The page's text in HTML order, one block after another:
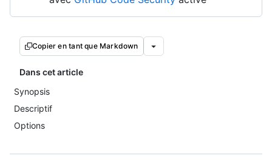
Copier en tant que Markdown
Dans cet article
Synopsis
Descriptif
Options